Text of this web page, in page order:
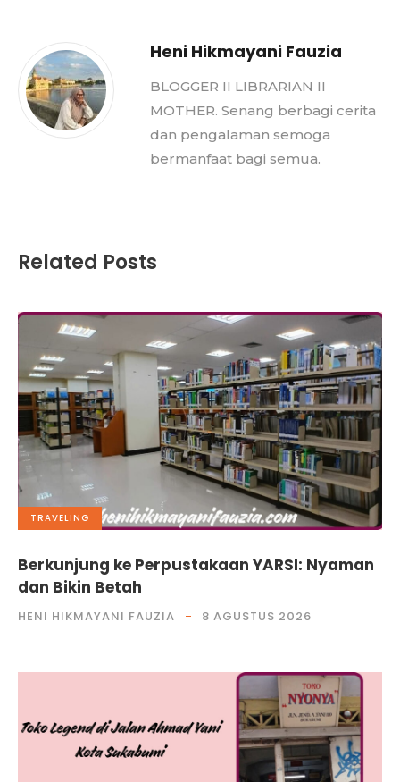
Heni Hikmayani Fauzia
BLOGGER II LIBRARIAN II
MOTHER. Senang berbagi cerita
dan pengalaman semoga
bermanfaat bagi semua.
Related Posts
TRAVELING
Berkunjung ke Perpustakaan YARSI: Nyaman
dan Bikin Betah
HENI HIKMAYANI FAUZIA 8 AGUSTUS 2026